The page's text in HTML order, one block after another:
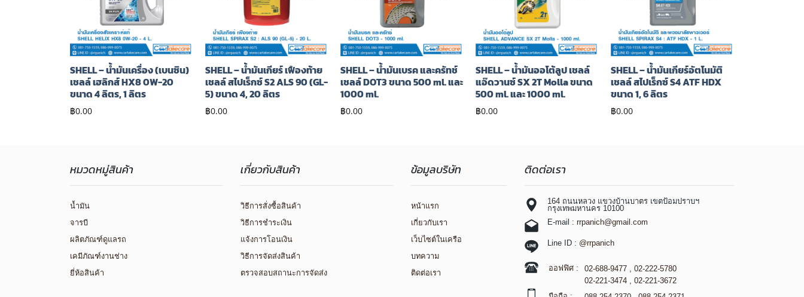
SHELL – น้ำมันเครื่อง (เบนซิน)
เชลล์ เฮลิกส์ HX8 0W-20
ขนาด 4 ลิตร, 1 ลิตร
฿0.00
SHELL – น้ำมันเกียร์ เฟืองท้าย
เชลล์ สไปเร็กซ์ S2 ALS 90 (GL-
5) ขนาด 4, 20 ลิตร
฿0.00
SHELL – น้ำมันเบรค และครัทช์
เชลล์ DOT3 ขนาด 500 ml. และ
1000 ml.
฿0.00
SHELL – น้ำมันออโต้ลูป เชลล์
แอ๊ดวานซ์ SX 2T Molla ขนาด
500 ml. และ 1000 ml.
฿0.00
SHELL – น้ำมันเกียร์อัตโนมัติ
เชลล์ สไปเร็กซ์ S4 ATF HDX
ขนาด 1, 6 ลิตร
฿0.00
หมวดหมู่สินค้า
น้ำมัน
จารบี
ผลิตภัณฑ์ดูแลรถ
เคมีภัณฑ์งานช่าง
ยี่ห้อสินค้า
เกี่ยวกับสินค้า
วิธีการสั่งซื้อสินค้า
วิธีการชำระเงิน
แจ้งการโอนเงิน
วิธีการจัดส่งสินค้า
ตรวจสอบสถานะการจัดส่ง
ข้อมูลบริษัท
หน้าแรก
เกี่ยวกับเรา
เว็บไซต์ในเครือ
บทความ
ติดต่อเรา
ติดต่อเรา
164 ถนนหลวง แขวงบ้านบาตร เขตป้อมปราบฯ
กรุงเทพมหานคร 10100
E-mail : rrpanich@gmail.com
Line ID : @rrpanich
ออฟฟิศ : 02-688-9477 , 02-222-5780
02-221-3474 , 02-221-3672